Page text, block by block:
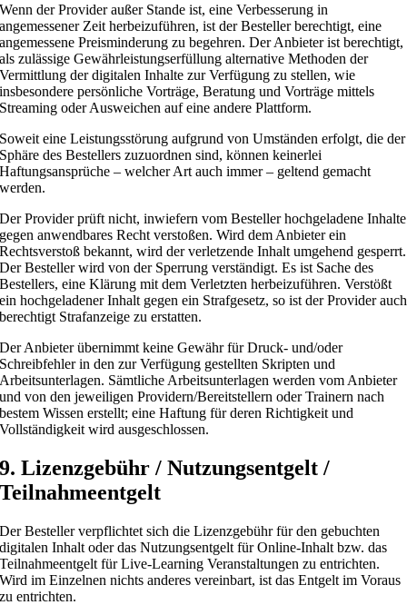
Wenn der Provider außer Stande ist, eine Verbesserung in
angemessener Zeit herbeizuführen, ist der Besteller berechtigt, eine
angemessene Preisminderung zu begehren. Der Anbieter ist berechtigt,
als zulässige Gewährleistungserfüllung alternative Methoden der
Vermittlung der digitalen Inhalte zur Verfügung zu stellen, wie
insbesondere persönliche Vorträge, Beratung und Vorträge mittels
Streaming oder Ausweichen auf eine andere Plattform.
Soweit eine Leistungsstörung aufgrund von Umständen erfolgt, die der
Sphäre des Bestellers zuzuordnen sind, können keinerlei
Haftungsansprüche – welcher Art auch immer – geltend gemacht
werden.
Der Provider prüft nicht, inwiefern vom Besteller hochgeladene Inhalte
gegen anwendbares Recht verstoßen. Wird dem Anbieter ein
Rechtsverstoß bekannt, wird der verletzende Inhalt umgehend gesperrt.
Der Besteller wird von der Sperrung verständigt. Es ist Sache des
Bestellers, eine Klärung mit dem Verletzten herbeizuführen. Verstößt
ein hochgeladener Inhalt gegen ein Strafgesetz, so ist der Provider auch
berechtigt Strafanzeige zu erstatten.
Der Anbieter übernimmt keine Gewähr für Druck- und/oder
Schreibfehler in den zur Verfügung gestellten Skripten und
Arbeitsunterlagen. Sämtliche Arbeitsunterlagen werden vom Anbieter
und von den jeweiligen Providern/Bereitstellern oder Trainern nach
bestem Wissen erstellt; eine Haftung für deren Richtigkeit und
Vollständigkeit wird ausgeschlossen.
9. Lizenzgebühr / Nutzungsentgelt /
Teilnahmeentgelt
Der Besteller verpflichtet sich die Lizenzgebühr für den gebuchten
digitalen Inhalt oder das Nutzungsentgelt für Online-Inhalt bzw. das
Teilnahmeentgelt für Live-Learning Veranstaltungen zu entrichten.
Wird im Einzelnen nichts anderes vereinbart, ist das Entgelt im Voraus
zu entrichten.